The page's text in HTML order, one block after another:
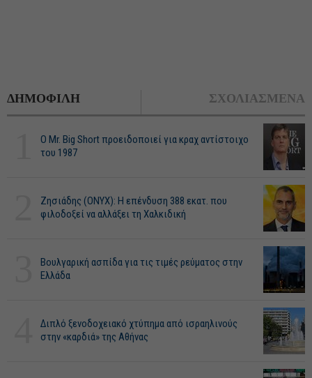
ΔΗΜΟΦΙΛΗ ΣΧΟΛΙΑΣΜΕΝΑ
O Mr. Big Short προειδοποιεί για κραχ αντίστοιχο
του 1987
Ζησιάδης (ONYX): Η επένδυση 388 εκατ. που
φιλοδοξεί να αλλάξει τη Χαλκιδική
Βουλγαρική ασπίδα για τις τιμές ρεύματος στην
Ελλάδα
Διπλό ξενοδοχειακό χτύπημα από ισραηλινούς
στην «καρδιά» της Αθήνας